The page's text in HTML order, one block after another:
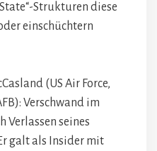
Strukturen diese
einschüchtern
(US Air Force,
Verschwand im
Verlassen seines
galt als Insider mit